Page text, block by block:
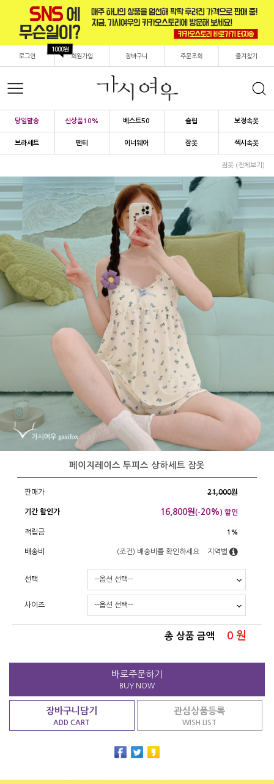
로그인 회원가입
1000원
장바구니 주문조회 즐겨찾기
당일발송 신상품10% 베스트50 슬립 보정속옷
브라세트 팬티 이너웨어 잠옷 섹시속옷
잠옷 (전체보기)
페이지레이스 투피스 상하세트 잠옷
판매가 21,000원
기간 할인가 16,800원(-20%) 할인
적립금 1%
배송비 (조건) 배송비를 확인하세요 지역별
선택
사이즈
총 상품 금액 0 원
바로주문하기
BUY NOW
장바구니담기
ADD CART
관심상품등록
WISH LIST